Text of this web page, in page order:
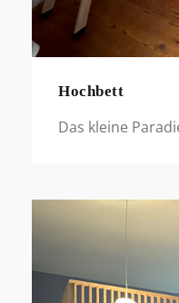
Hochbett
Das kleine